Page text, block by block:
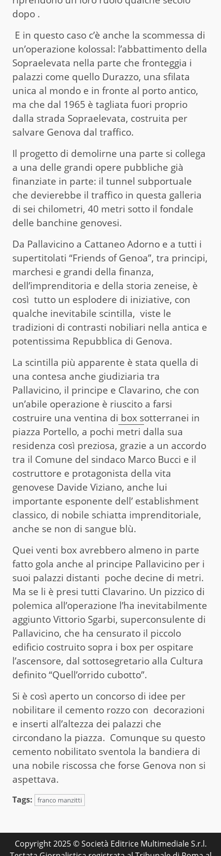
dopo .
E in questo caso c’è anche la scommessa di
un’operazione kolossal: l’abbattimento della
Sopraelevata nella parte che fronteggia i
palazzi come quello Durazzo, una sfilata
unica al mondo e in fronte al porto antico,
ma che dal 1965 è tagliata fuori proprio
dalla strada Sopraelevata, costruita per
salvare Genova dal traffico.
Il progetto di demolirne una parte si collega
a una delle grandi opere pubbliche già
finanziate in parte: il tunnel subportuale
che devierebbe il traffico in questa galleria
di sei chilometri, 40 metri sotto il fondale
delle banchine genovesi.
Da Pallavicino a Cattaneo Adorno e a tutti i
supertitolati “Friends of Genoa”, tra principi,
marchesi e grandi della finanza,
dell’imprenditoria e della storia zeneise, è
così tutto un esplodere di iniziative, con
qualche inevitabile scintilla, viste le
tradizioni di contrasti nobiliari nella antica e
potentissima Repubblica di Genova.
La scintilla più apparente è stata quella di
una contesa anche giudiziaria tra
Pallavicino, il principe e Clavarino, che con
un’abile operazione è riuscito a farsi
costruire una ventina di box sotterranei in
piazza Portello, a pochi metri dalla sua
residenza così preziosa, grazie a un accordo
tra il Comune del sindaco Marco Bucci e il
costruttore e protagonista della vita
genovese Davide Viziano, anche lui
importante esponente dell’ establishment
classico, di nobile schiatta imprenditoriale,
anche se non di sangue blù.
Quei venti box avrebbero almeno in parte
fatto gola anche al principe Pallavicino per i
suoi palazzi distanti poche decine di metri.
Ma se li è presi tutti Clavarino. Un pizzico di
polemica all’operazione l’ha inevitabilmente
aggiunto Vittorio Sgarbi, superconsulente di
Pallavicino, che ha censurato il piccolo
edificio costruito sopra i box per ospitare
l’ascensore, dal sottosegretario alla Cultura
definito “Quell’orrido cubotto”.
Si è così aperto un concorso di idee per
nobilitare il cemento rozzo con decorazioni
e inserti all’altezza dei palazzi che
circondano la piazza. Comunque su questo
cemento nobilitato sventola la bandiera di
una nobile riscossa che forse Genova non si
aspettava.
Tags: franco manzitti
Copyright 2025 © Società Editrice Multimediale S.r.l.